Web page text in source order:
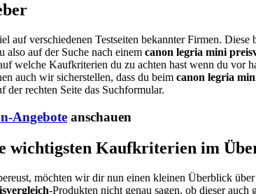
auf verschiedenen Testseiten bekannter Firmen.
also auf der Suche nach einem canon legria mini
welche Kaufkriterien du zu achten hast wenn du vor
auch wir sicherstellen, dass du beim canon legria
rechten Seite das Suchformular.
Angebote anschauen
wichtigsten Kaufkriterien im
möchten wir dir nun einen kleinen Überblick
-Produkten nicht genau sagen, ob dieser